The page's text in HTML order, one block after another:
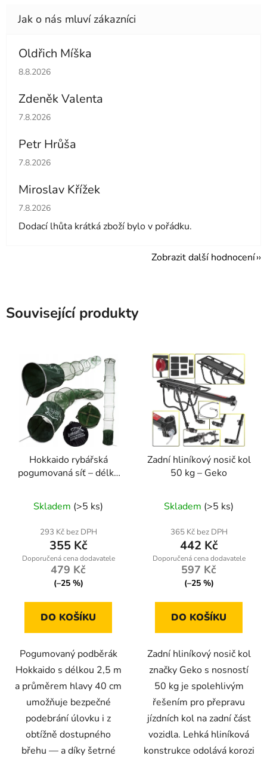
Oldřich Míška
Hodnocení obchodu je 5 z 5 hvězdiček.
8.8.2026
Zdeněk Valenta
Hodnocení obchodu je 5 z 5 hvězdiček.
7.8.2026
Petr Hrůša
Hodnocení obchodu je 5 z 5 hvězdiček.
7.8.2026
Miroslav Křížek
Hodnocení obchodu je 5 z 5 hvězdiček.
7.8.2026
Dodací lhůta krátká zboží bylo v pořádku.
Zobrazit další hodnocení
Související produkty
Hokkaido rybářská
pogumovaná síť – délka
držák + pouzdro
Skladem (>5 ks)
293 Kč bez DPH
355 Kč
479 Kč
(–25 %)
DO KOŠÍKU
Pogumovaný podběrák
Hokkaido s délkou 2,5 m
a průměrem hlavy 40 cm
umožňuje bezpečné
podebrání úlovku i z
obtížně dostupného
břehu — a díky šetrné
Zadní hliníkový nosič kol
50 kg – Geko
Skladem (>5 ks)
365 Kč bez DPH
442 Kč
597 Kč
(–25 %)
DO KOŠÍKU
Zadní hliníkový nosič kol
značky Geko s nosností
50 kg je spolehlivým
řešením pro přepravu
jízdních kol na zadní část
vozidla. Lehká hliníková
konstrukce odolává korozi